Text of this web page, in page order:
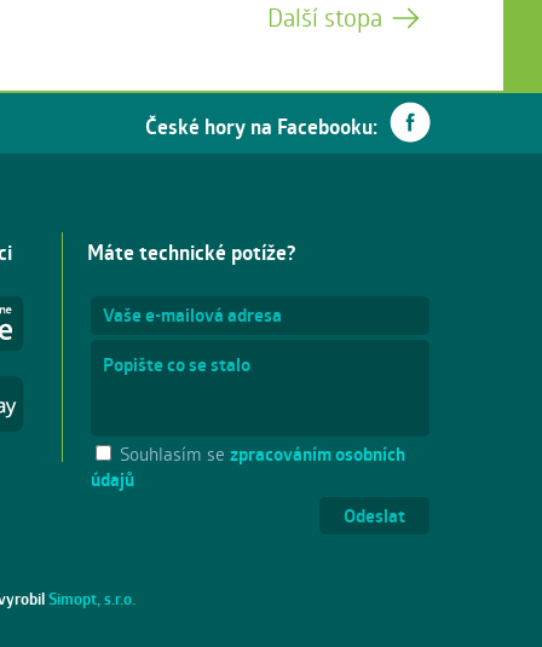
Další stopa
České hory na Facebooku:
Máte technické potíže?
Souhlasím se zpracováním osobních
údajů
Simopt, s.r.o.